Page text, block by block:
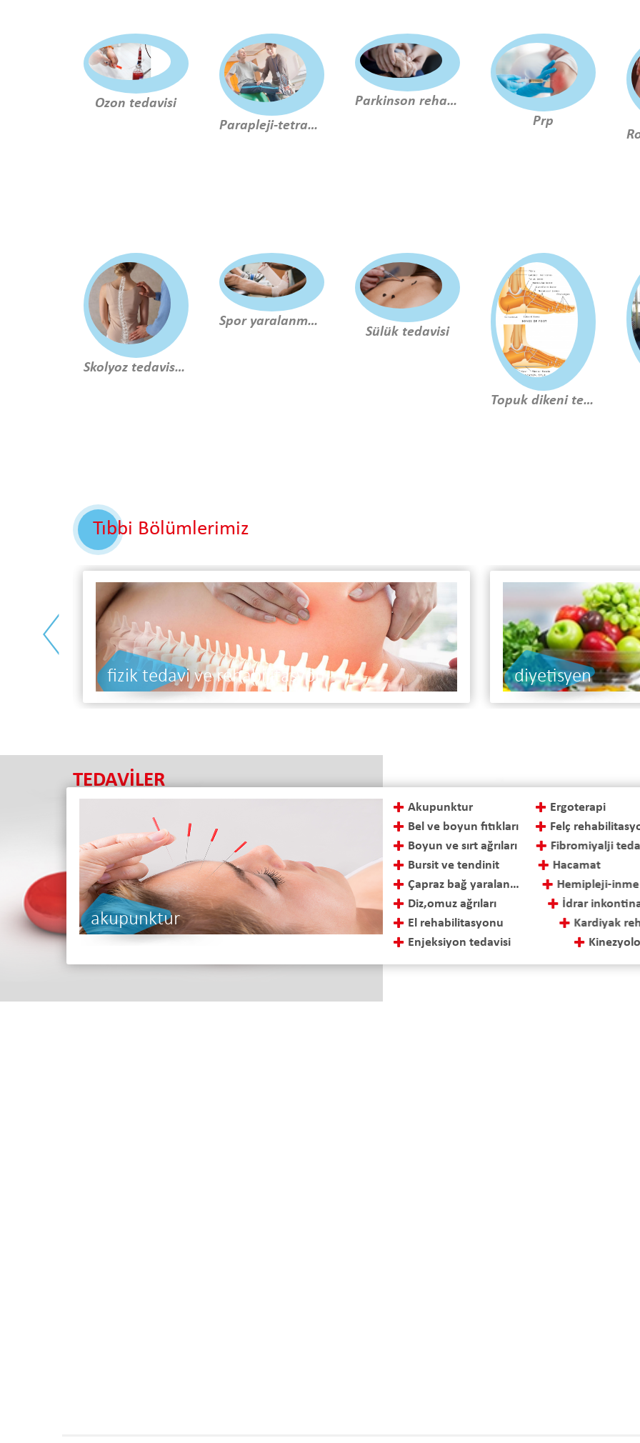
Ozon tedavisi
Parapleji-tetraplaji rehabilitasyonu
Parkinson rehabilitasyonu
Prp
Skolyoz tedavisinde 3 boyutlu schroth metodu
Spor yaralanmaları rehabilitasyonu
Sülük tedavisi
Topuk dikeni tedavisi
Tıbbi Bölümlerimiz
diyetisyen fizik tedavi ve
<
TEDAVİLER
akupunktur
Akupunktur
Bel ve boyun fıtıkları
Boyun ve sırt ağrıları
Bursit ve tendinit
Çapraz bağ yaralanmaları ve tedavisi
Diz,omuz ağrıları
El rehabilitasyonu
Enjeksiyon tedavisi
Ergoterapi
Felç
Fibromiyalji
Hacamat
Hemipleji-inme
İdrar
Kardiyak
Kinezyolojik